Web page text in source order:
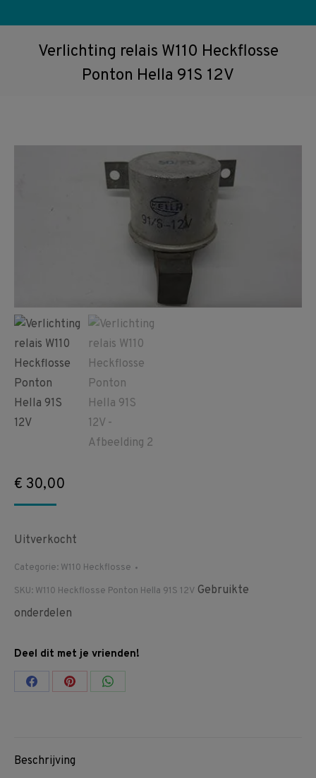
Verlichting relais W110 Heckflosse
Ponton Hella 91S 12V
€ 30,00
Uitverkocht
Categorie: W110 Heckflosse
SKU: W110 Heckflosse Ponton Hella 91S 12V Gebruikte
onderdelen
Deel dit met je vrienden!
Share Share Share
Beschrijving